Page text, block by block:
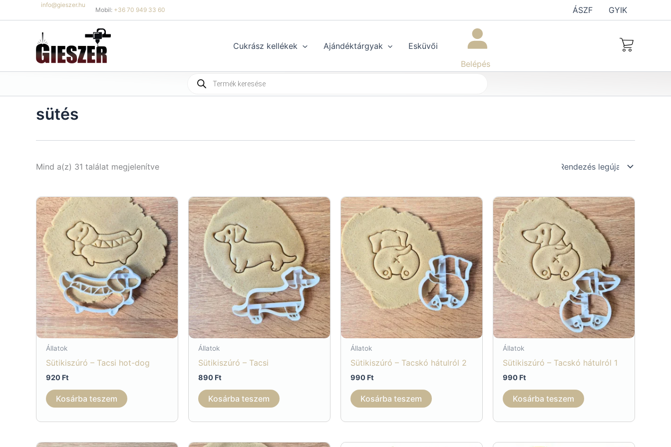
to
info@gieszer.hu
Mobil: +36 70 949 33 60 ÁSZF GYIK
Cukrász kellékek Ajándéktárgyak
Esküvői
Belépés
Products
search
sütés
Mind a(z) 31 találat megjelenítveSorted
Állatok
Sütikiszúró – Tacsi hot-dog
920 Ft
Kosárba teszem
Állatok
Sütikiszúró – Tacsi
890 Ft
Kosárba teszem
Állatok
Sütikiszúró – Tacskó hátulról 2
990 Ft
Kosárba teszem
Állatok
Sütikiszúró – Tacskó hátulról 1
990 Ft
Kosárba teszem